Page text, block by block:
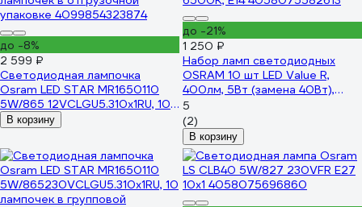
до -8%
2 599 ₽
Светодиодная лампочка
Osram LED STAR MR1650110
5W/865 12VCLGU5.310x1RU, 10
лампочек в отгрузочной
упаковке 4099854323874
В корзину
до -21%
1 250 ₽
Набор ламп светодиодных
OSRAM 10 шт LED Value R,
400лм, 5Вт (замена 40Вт),
6500К, E14 4058075582613
5
(2)
В корзину